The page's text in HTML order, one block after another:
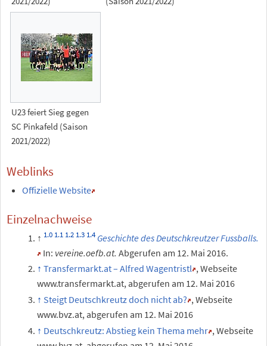
U23 feiert Sieg gegen
SC Pinkafeld (Saison
2021/2022)
Weblinks
Offizielle Website
Einzelnachweise
Geschichte des Deutschkreutzer Fussballs.
In: vereine.oefb.at. Abgerufen am 12. Mai 2016.
Transfermarkt.at – Alfred Wagentristl , Webseite
www.transfermarkt.at, abgerufen am 12. Mai 2016
Steigt Deutschkreutz doch nicht ab? , Webseite
www.bvz.at, abgerufen am 12. Mai 2016
Deutschkreutz: Abstieg kein Thema mehr , Webseite